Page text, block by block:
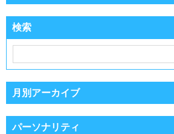
検索
月別アーカイブ
パーソナリティ